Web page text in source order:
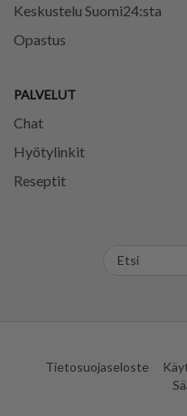
Keskustelu Suomi24:sta
Opastus
PALVELUT
Chat
Hyötylinkit
Reseptit
Tietosuojaseloste